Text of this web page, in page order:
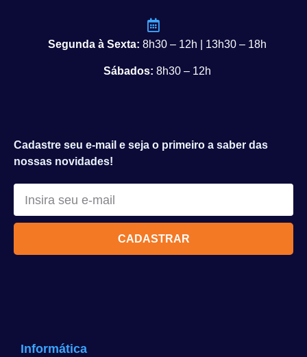
Segunda à Sexta: 8h30 – 12h | 13h30 – 18h
Sábados: 8h30 – 12h
Cadastre seu e-mail e seja o primeiro a saber das
nossas novidades!
CADASTRAR
Informática